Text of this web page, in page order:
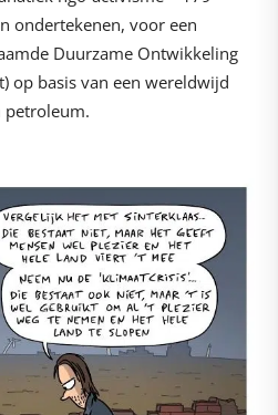
ondertekenen, voor een
Duurzame Ontwikkeling
op basis van een wereldwijd
petroleum.